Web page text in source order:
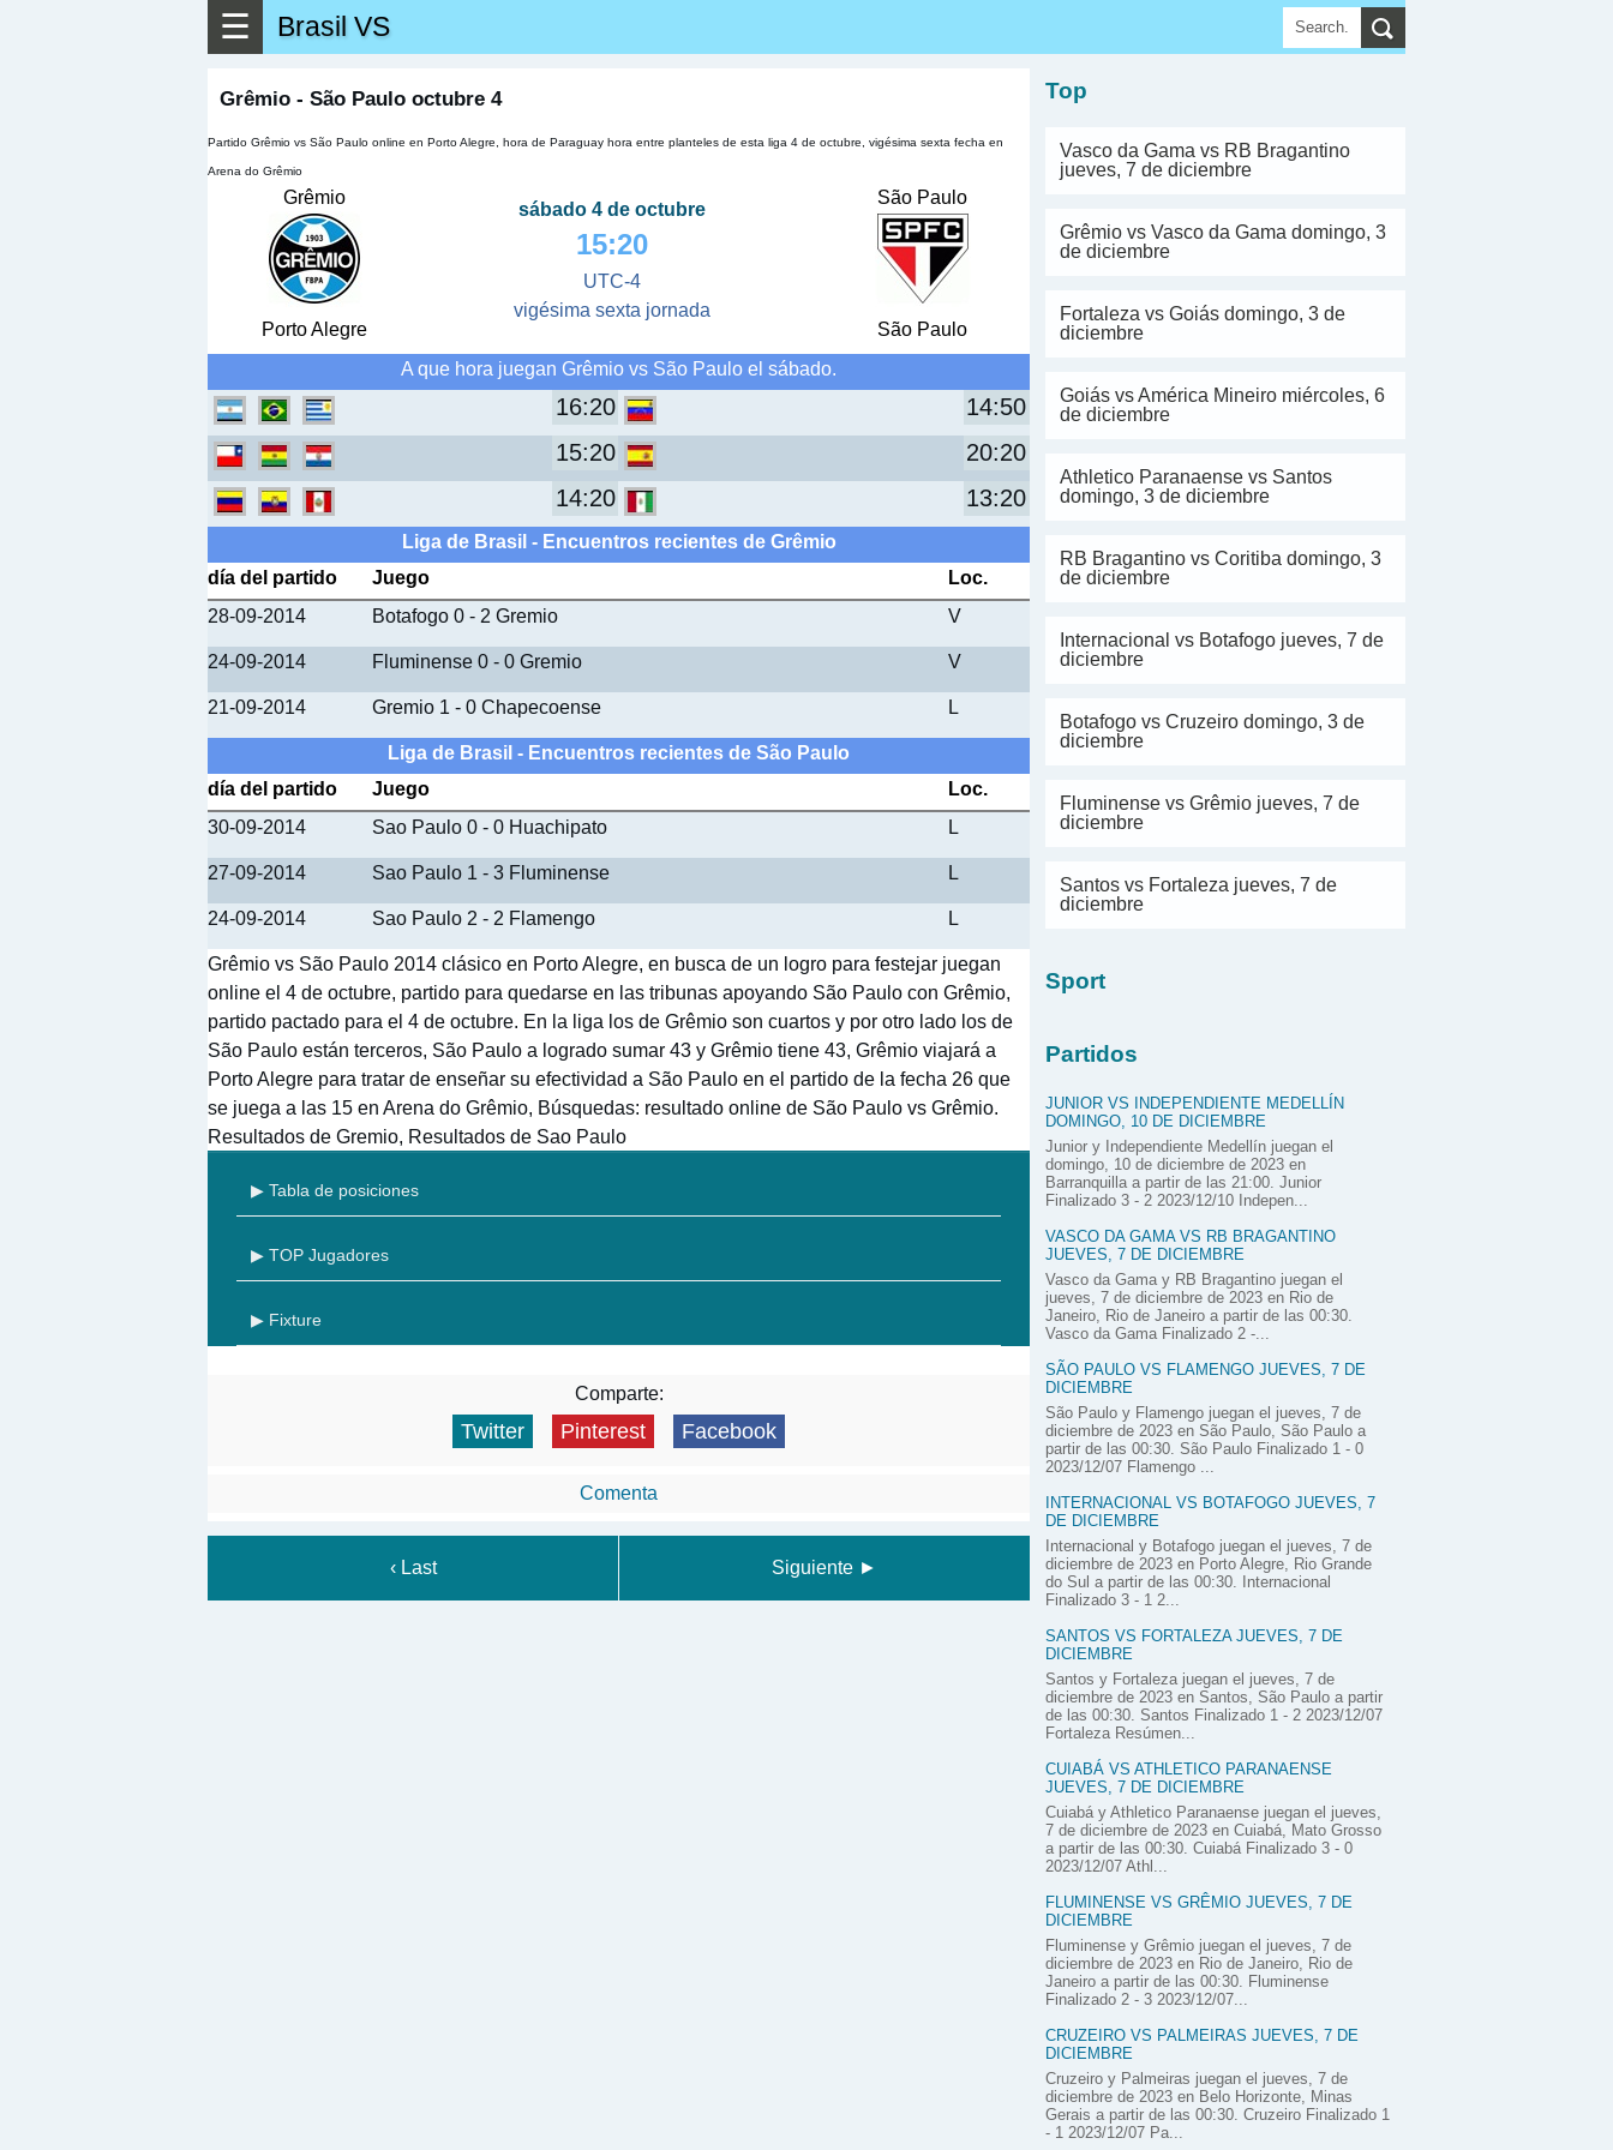
☰ Brasil VS
Grêmio - São Paulo octubre 4
Partido Grêmio vs São Paulo online en Porto Alegre, hora de Paraguay hora entre planteles de esta liga 4 de octubre, vigésima sexta fecha en
Arena do Grêmio
Grêmio
Porto Alegre
sábado 4 de octubre
15:20
UTC-4
vigésima sexta jornada
São Paulo
São Paulo
A que hora juegan Grêmio vs São Paulo el sábado.
16:20
14:50
15:20
20:20
14:20
13:20
Liga de Brasil - Encuentros recientes de Grêmio
día del partido
Juego
Loc.
28-09-2014
Botafogo 0 - 2 Gremio V
24-09-2014 Fluminense 0 - 0 Gremio V
21-09-2014 Gremio 1 - 0 Chapecoense L
Liga de Brasil - Encuentros recientes de São Paulo
día del partido
Juego
Loc.
30-09-2014
Sao Paulo 0 - 0 Huachipato L
27-09-2014 Sao Paulo 1 - 3 Fluminense L
24-09-2014 Sao Paulo 2 - 2 Flamengo L
Grêmio vs São Paulo 2014 clásico en Porto Alegre, en busca de un logro para festejar juegan
online el 4 de octubre, partido para quedarse en las tribunas apoyando São Paulo con Grêmio,
partido pactado para el 4 de octubre. En la liga los de Grêmio son cuartos y por otro lado los de
São Paulo están terceros, São Paulo a logrado sumar 43 y Grêmio tiene 43, Grêmio viajará a
Porto Alegre para tratar de enseñar su efectividad a São Paulo en el partido de la fecha 26 que
se juega a las 15 en Arena do Grêmio, Búsquedas: resultado online de São Paulo vs Grêmio.
Resultados de Gremio, Resultados de Sao Paulo
▶ Tabla de posiciones
▶ TOP Jugadores
▶ Fixture
Comparte:
Twitter Pinterest Facebook
Comenta
‹ Last Siguiente ►
Top
Vasco da Gama vs RB Bragantino
jueves, 7 de diciembre
Grêmio vs Vasco da Gama domingo, 3
de diciembre
Fortaleza vs Goiás domingo, 3 de
diciembre
Goiás vs América Mineiro miércoles, 6
de diciembre
Athletico Paranaense vs Santos
domingo, 3 de diciembre
RB Bragantino vs Coritiba domingo, 3
de diciembre
Internacional vs Botafogo jueves, 7 de
diciembre
Botafogo vs Cruzeiro domingo, 3 de
diciembre
Fluminense vs Grêmio jueves, 7 de
diciembre
Santos vs Fortaleza jueves, 7 de
diciembre
Sport
Partidos
JUNIOR VS INDEPENDIENTE MEDELLÍN
DOMINGO, 10 DE DICIEMBRE
Junior y Independiente Medellín juegan el
domingo, 10 de diciembre de 2023 en
Barranquilla a partir de las 21:00. Junior
Finalizado 3 - 2 2023/12/10 Indepen...
VASCO DA GAMA VS RB BRAGANTINO
JUEVES, 7 DE DICIEMBRE
Vasco da Gama y RB Bragantino juegan el
jueves, 7 de diciembre de 2023 en Rio de
Janeiro, Rio de Janeiro a partir de las 00:30.
Vasco da Gama Finalizado 2 -...
SÃO PAULO VS FLAMENGO JUEVES, 7 DE
DICIEMBRE
São Paulo y Flamengo juegan el jueves, 7 de
diciembre de 2023 en São Paulo, São Paulo a
partir de las 00:30. São Paulo Finalizado 1 - 0
2023/12/07 Flamengo ...
INTERNACIONAL VS BOTAFOGO JUEVES, 7
DE DICIEMBRE
Internacional y Botafogo juegan el jueves, 7 de
diciembre de 2023 en Porto Alegre, Rio Grande
do Sul a partir de las 00:30. Internacional
Finalizado 3 - 1 2...
SANTOS VS FORTALEZA JUEVES, 7 DE
DICIEMBRE
Santos y Fortaleza juegan el jueves, 7 de
diciembre de 2023 en Santos, São Paulo a partir
de las 00:30. Santos Finalizado 1 - 2 2023/12/07
Fortaleza Resúmen...
CUIABÁ VS ATHLETICO PARANAENSE
JUEVES, 7 DE DICIEMBRE
Cuiabá y Athletico Paranaense juegan el jueves,
7 de diciembre de 2023 en Cuiabá, Mato Grosso
a partir de las 00:30. Cuiabá Finalizado 3 - 0
2023/12/07 Athl...
FLUMINENSE VS GRÊMIO JUEVES, 7 DE
DICIEMBRE
Fluminense y Grêmio juegan el jueves, 7 de
diciembre de 2023 en Rio de Janeiro, Rio de
Janeiro a partir de las 00:30. Fluminense
Finalizado 2 - 3 2023/12/07...
CRUZEIRO VS PALMEIRAS JUEVES, 7 DE
DICIEMBRE
Cruzeiro y Palmeiras juegan el jueves, 7 de
diciembre de 2023 en Belo Horizonte, Minas
Gerais a partir de las 00:30. Cruzeiro Finalizado 1
- 1 2023/12/07 Pa...
▶ Ver más ▼